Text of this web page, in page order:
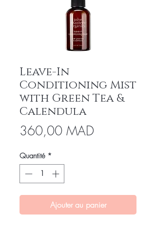
Leave-In
Conditioning Mist
with Green Tea &
Calendula
360,00 MAD
Quantité *
Ajouter au panier